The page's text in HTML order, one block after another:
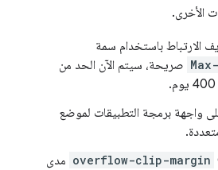
الأخرى.
الارتباط باستخدام سمة
صريحة، سيتم الآن الحد من
واجهة برمجة التطبيقات لموضع
overflow-clip-margin مدى